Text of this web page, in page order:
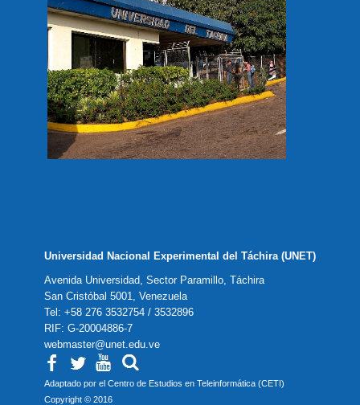
Universidad Nacional Experimental del Táchira (UNET)
Avenida Universidad, Sector Paramillo, Táchira
San Cristóbal 5001, Venezuela
Tel: +58 276 3532754 / 3532896
RIF: G-20004886-7
webmaster@unet.edu.ve
Adaptado por el Centro de Estudios en Teleinformática (CETI)
Copyright © 2016